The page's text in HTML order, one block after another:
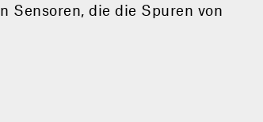
Sensoren, die die Spuren von